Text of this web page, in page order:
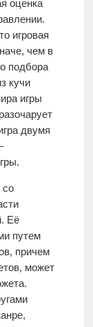
оценка
игровая
чем в
подбора
кучи
игры
двумя
со
Её
путем
причем
может